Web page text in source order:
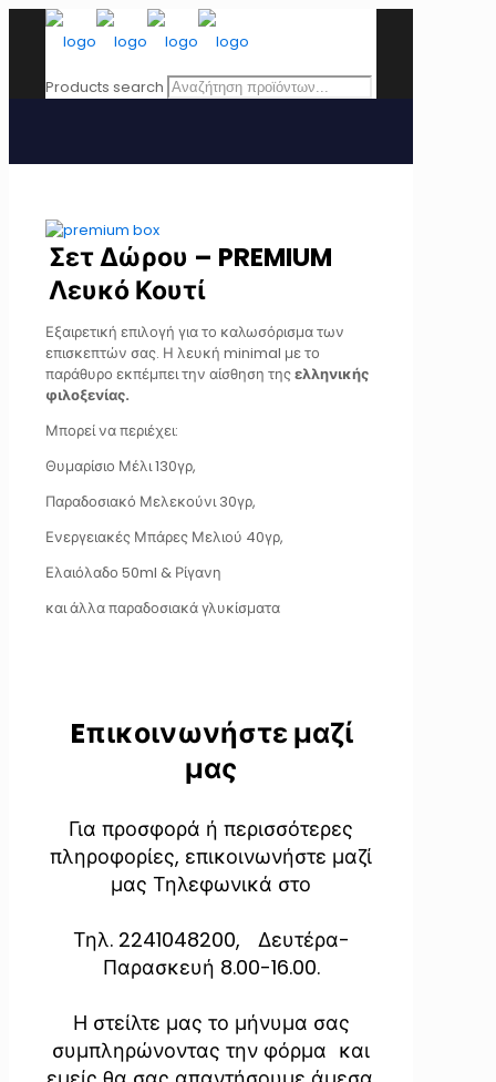
Products search
Σετ Δώρου – PREMIUM
Λευκό Κουτί
Εξαιρετική επιλογή για το καλωσόρισμα των
επισκεπτών σας. Η λευκή minimal με το
παράθυρο εκπέμπει την αίσθηση τηςελληνικής
φιλοξενίας.
Μπορεί να περιέχει:
Θυμαρίσιο Μέλι 130γρ,
Παραδοσιακό Μελεκούνι 30γρ,
Ενεργειακές Μπάρες Μελιού 40γρ,
Ελαιόλαδο 50ml & Ρίγανη
και άλλα παραδοσιακά γλυκίσματα
Eπικοινωνήστε μαζί
μας
Για προσφορά ή περισσότερες
πληροφορίες, επικοινωνήστε μαζί
μας Τηλεφωνικά στο
Τηλ. 2241048200, Δευτέρα-
Παρασκευή 8.00-16.00.
Η στείλτε μας το μήνυμα σας
συμπληρώνοντας την φόρμα και